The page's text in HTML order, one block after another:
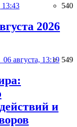
13:43 540
2026
06 августа, 13:19 549
и